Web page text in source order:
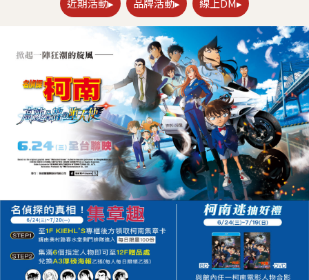
近期活動▸ 品牌活動▸ 線上DM▸